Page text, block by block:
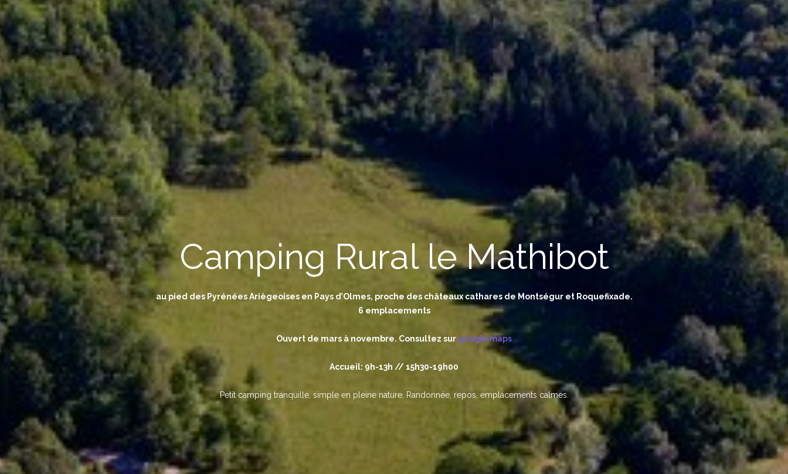
Camping Rural le Mathibot
au pied des Pyrénées Ariègeoises en Pays d’Olmes, proche des châteaux cathares de Montségur et Roquefixade.
6 emplacements
Ouvert de mars à novembre. Consultez sur google maps
Accueil: 9h-13h // 15h30-19h00
Petit camping tranquille, simple en pleine nature. Randonnée, repos, emplacements calmes.